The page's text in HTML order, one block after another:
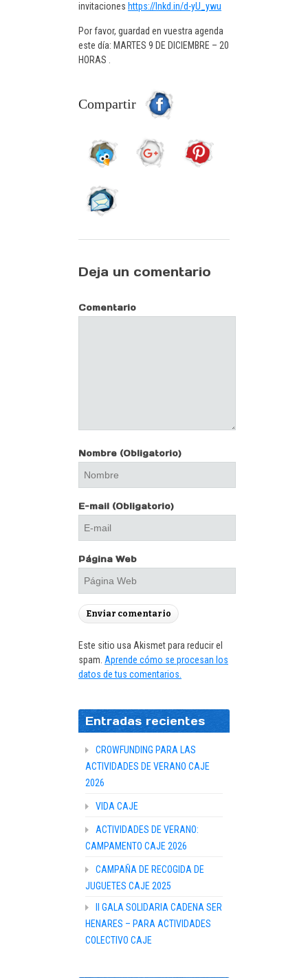
invitaciones https://lnkd.in/d-yU_ywu
Por favor, guardad en vuestra agenda
este día: MARTES 9 DE DICIEMBRE – 20
HORAS .
Compartir
Deja un comentario
Comentario
Nombre (Obligatorio)
E-mail (Obligatorio)
Página Web
Este sitio usa Akismet para reducir el
spam. Aprende cómo se procesan los
datos de tus comentarios.
Entradas recientes
CROWFUNDING PARA LAS
ACTIVIDADES DE VERANO CAJE
2026
VIDA CAJE
ACTIVIDADES DE VERANO:
CAMPAMENTO CAJE 2026
CAMPAÑA DE RECOGIDA DE
JUGUETES CAJE 2025
II GALA SOLIDARIA CADENA SER
HENARES – PARA ACTIVIDADES
COLECTIVO CAJE